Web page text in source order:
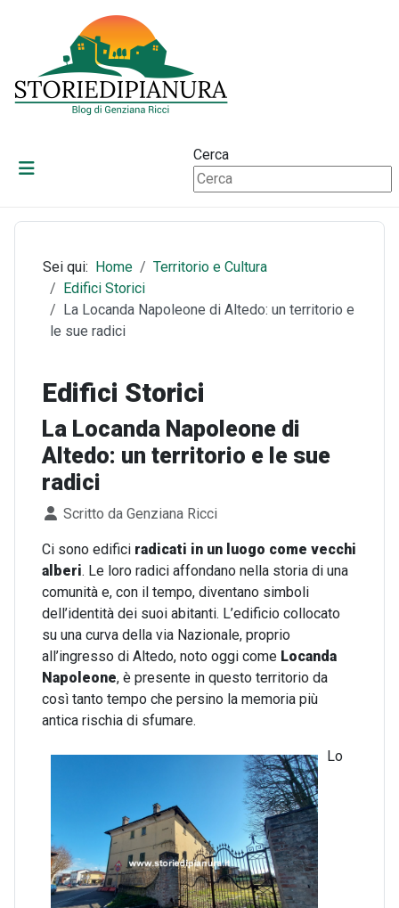
Cerca
Sei qui: Home
Territorio e Cultura
Edifici Storici
La Locanda Napoleone di Altedo: un territorio e
le sue radici
Edifici Storici
La Locanda Napoleone di
Altedo: un territorio e le sue
radici
Dettagli
Scritto da Genziana Ricci
Ci sono edifici radicati in un luogo come vecchi
alberi. Le loro radici affondano nella storia di una
comunità e, con il tempo, diventano simboli
dell’identità dei suoi abitanti. L’edificio collocato
su una curva della via Nazionale, proprio
all’ingresso di Altedo, noto oggi come Locanda
Napoleone, è presente in questo territorio da
così tanto tempo che persino la memoria più
antica rischia di sfumare.
Lo